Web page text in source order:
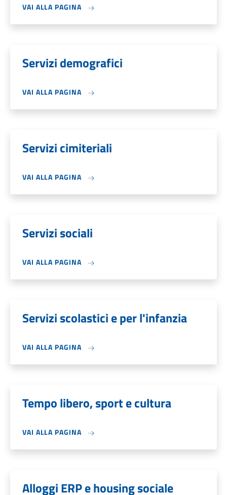
VAI ALLA PAGINA
Servizi demografici
VAI ALLA PAGINA
Servizi cimiteriali
VAI ALLA PAGINA
Servizi sociali
VAI ALLA PAGINA
Servizi scolastici e per l'infanzia
VAI ALLA PAGINA
Tempo libero, sport e cultura
VAI ALLA PAGINA
Alloggi ERP e housing sociale